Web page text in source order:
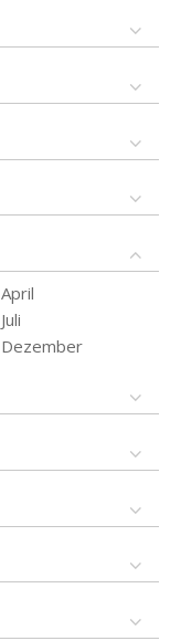
April
Juli
Dezember